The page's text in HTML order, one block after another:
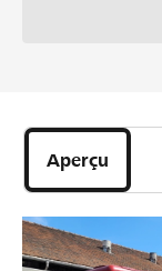
Aperçu